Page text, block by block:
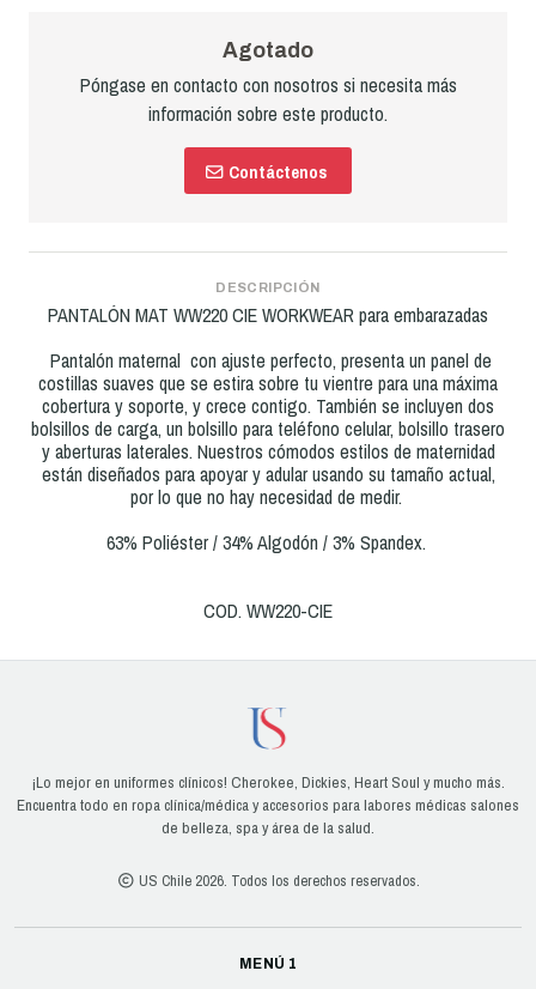
Agotado
Póngase en contacto con nosotros si necesita más
información sobre este producto.
Contáctenos
DESCRIPCIÓN
PANTALÓN MAT WW220 CIE WORKWEAR para embarazadas
Pantalón maternal con ajuste perfecto, presenta un panel de
costillas suaves que se estira sobre tu vientre para una máxima
cobertura y soporte, y crece contigo. También se incluyen dos
bolsillos de carga, un bolsillo para teléfono celular, bolsillo trasero
y aberturas laterales. Nuestros cómodos estilos de maternidad
están diseñados para apoyar y adular usando su tamaño actual,
por lo que no hay necesidad de medir.
63% Poliéster / 34% Algodón / 3% Spandex.
COD. WW220-CIE
¡Lo mejor en uniformes clínicos! Cherokee, Dickies, Heart Soul y mucho más.
Encuentra todo en ropa clínica/médica y accesorios para labores médicas salones
de belleza, spa y área de la salud.
US Chile 2026. Todos los derechos reservados.
MENÚ 1